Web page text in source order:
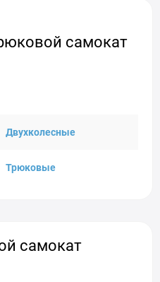
самокат
Двухколесные
Трюковые
самокат